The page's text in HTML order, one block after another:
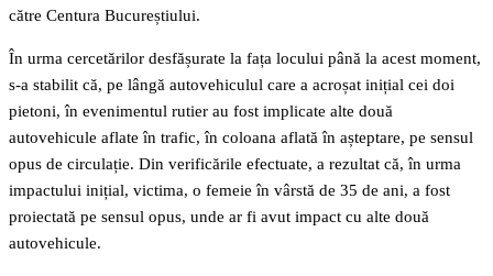
către Centura Bucureștiului.
În urma cercetărilor desfășurate la fața locului până la acest moment,
s-a stabilit că, pe lângă autovehiculul care a acroșat inițial cei doi
pietoni, în evenimentul rutier au fost implicate alte două
autovehicule aflate în trafic, în coloana aflată în așteptare, pe sensul
opus de circulație. Din verificările efectuate, a rezultat că, în urma
impactului inițial, victima, o femeie în vârstă de 35 de ani, a fost
proiectată pe sensul opus, unde ar fi avut impact cu alte două
autovehicule.